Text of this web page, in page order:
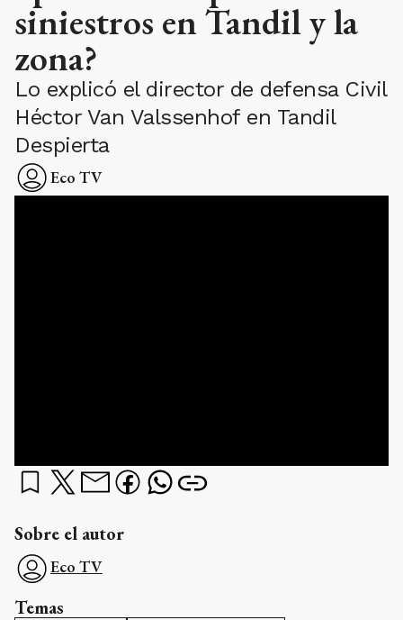
siniestros en Tandil y la
zona?
Lo explicó el director de defensa Civil
Héctor Van Valssenhof en Tandil
Despierta
Eco TV
Sobre el autor
Eco TV
Temas